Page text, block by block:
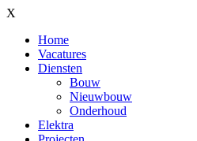
X
Home
Vacatures
Diensten
Bouw
Nieuwbouw
Onderhoud
Elektra